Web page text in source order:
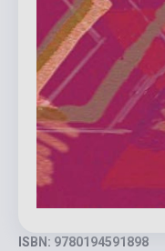
ISBN: 9780194591898